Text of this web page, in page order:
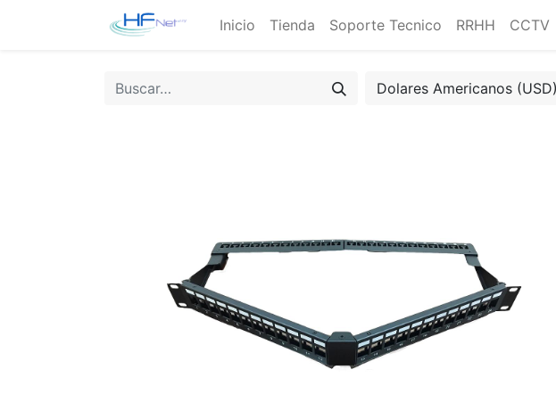
Inicio Tienda Soporte Tecnico RRHH CCTV
Dolares Americanos (USD)